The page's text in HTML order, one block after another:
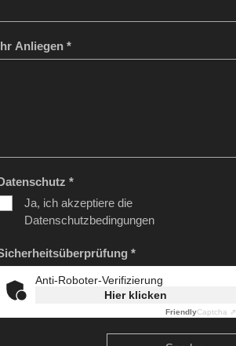
Anliegen *
*
Ja, ich akzeptiere die
Datenschutzbedingungen
*
Anti-Roboter-Verifizierung
Hier klicken
FriendlyCaptcha ⇗